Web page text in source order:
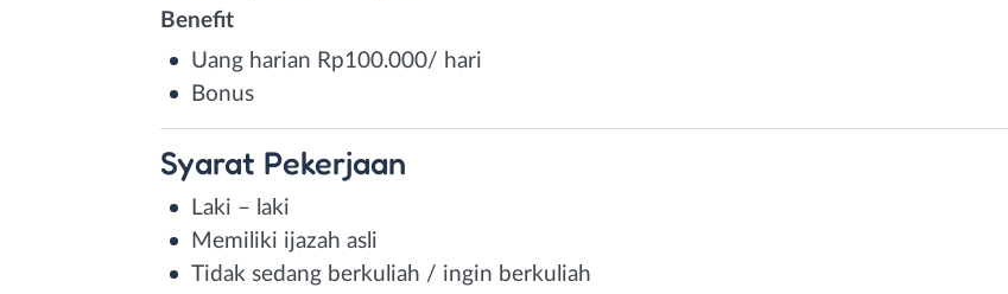
Benefit
Uang harian Rp100.000/ hari
Bonus
Syarat Pekerjaan
Laki – laki
Memiliki ijazah asli
Tidak sedang berkuliah / ingin berkuliah